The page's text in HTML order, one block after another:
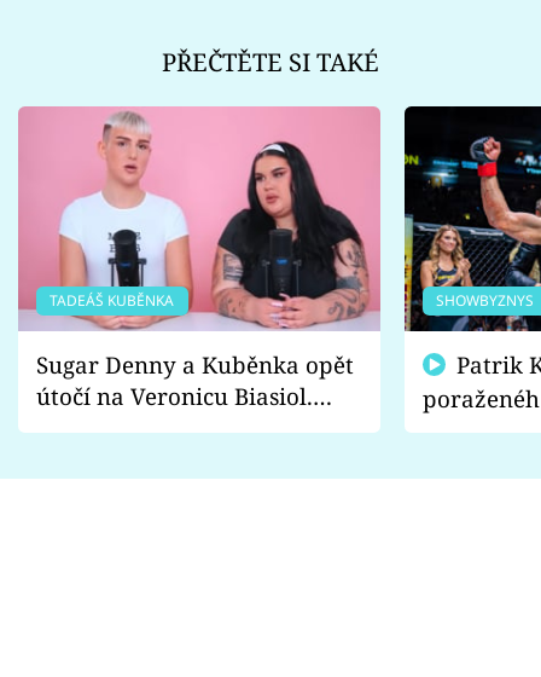
PŘEČTĚTE SI TAKÉ
TADEÁŠ KUBĚNKA
Sugar Denny a Kuběnka opět
útočí na Veronicu Biasiol.
Proč je podle nich falešná a
SHOWBYZNYS
fanoušci